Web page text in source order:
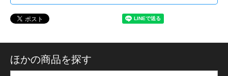
ほかの商品を探す